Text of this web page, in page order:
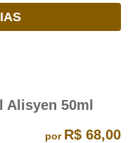
50ml
por R$ 68,00